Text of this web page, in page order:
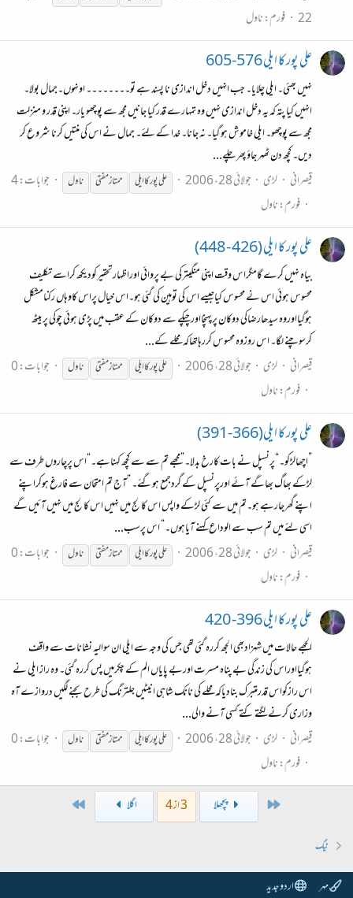
22 فورم:ناول
علی پور کا ایلی 576-605
نہیں بھئی۔ ایلی چلایا۔ جب انہیں دخل اندازی نا پسند ہے تو۔۔۔۔۔۔۔۔ اونہوں۔جمال بولا۔
انہیں کیا پتہ کہ یہ دخل اندازی نہیں وہ تمہارے قدر کیا جانیں مجھ سے پوچھو یار۔ اپنی قدر و منزلت
مجھ سے پوچھو۔ ایلی خاموش ہو گیا۔ نہ جانا۔ خدا کے لئے۔ جمال نے اس کی منتیں کرنا شروع کر
دیں۔ کچھ دن ٹھہر جاؤ پھر چلے...
قیصرانی لڑی جولائی 28، 2006 علی پور کا ایلی ممتازمفتی ناول
جوابات: 4
فورم:ناول
علی پور کا ایلی (426 - 448)
بیاہ نہیں کرے گامگراس وقت اپنی منگیترکی بے پروائی اوراظہارتحقیرکودیکھ کراسے تکلیف
محسوس ہوئی اس نے محسوس کیاجیسے اس کی توہین کی گئی ہو۔اس خیال پراس کاوہاں رکنامشکل
ہوگیااوروہ سیدھارضاکی دوکان پرپہنچااورچپکے سے دوکان کے عقب میں پڑی ہوئی چوکی پربیٹھ
کرسوچنے لگا۔ اس روزوہ محسوس کررہاتھاکہ محلے کے...
قیصرانی لڑی جولائی 28، 2006 علی پور کا ایلی ممتازمفتی ناول
جوابات: 0
فورم:ناول
علی پور کا ایلی(366-391)
”اچھالڑکو۔“پرنسپل نے بات کارخ بدلا۔”مجھے تم سے سے کچھ کہناہے۔“اس پرچاروں طرف سے
لڑکے بھاگ بھاگے آئے اورپرنسپل کے گردجمع ہوگئے۔ ”آج تم امتحان سے فارغ ہوکراپنے
اپنے گھرجارہے ہو۔تم میں سے کئی لڑکے واپس اس کالج میں نہیں اس کالج میں نہیں آئیں گے
اسی لئے میں تم سب سے الوداع کہنے آیاہوں۔“ اس پرسب...
قیصرانی لڑی جولائی 28، 2006 علی پور کا ایلی ممتازمفتی ناول
جوابات: 0
فورم:ناول
علی پور کا ایلی 396- 420
الجھے حالات میں شہزادبھی الجھ کررہ گئی تھی جس کی وجہ سے ایلی ان سوالیہ نشانات سے واقف
ہوگیااوراس کی زندگی بے پناہ مسرت اوربے پایاں الم کے چکرمیں پس کررہ گئی۔ وہ راز ایلی نے
اس رازکواس قدرمتبرک بنادیاکہ محلے کی نانک شاہی انیٹیں جلترنگ کی طرح بجنے لگیں دروازے آہ
وزاری کرنے لگتے کتے کسی آنے والی...
قیصرانی لڑی جولائی 28، 2006 علی پور کا ایلی ممتازمفتی ناول
جوابات: 0
فورم:ناول
پچھلا 3 از 4 اگلا
ٹیگ
مہر اردو جدید